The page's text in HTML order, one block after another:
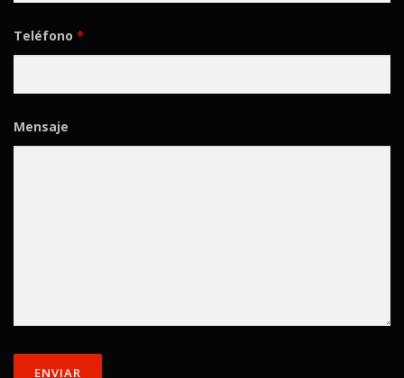
Teléfono *
Mensaje